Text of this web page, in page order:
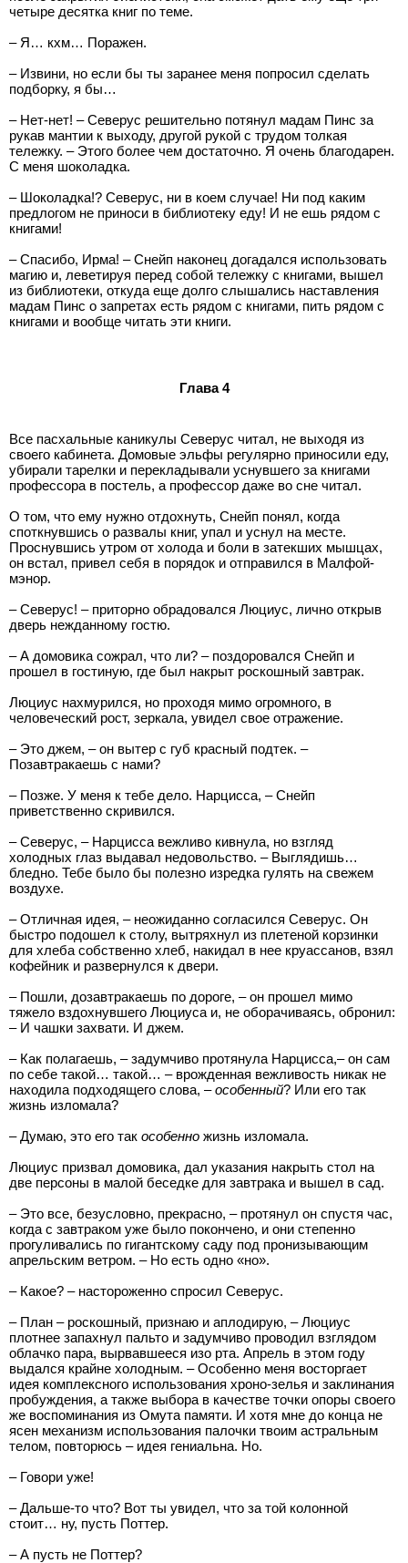
четыре десятка книг по теме.
– Я… кхм… Поражен.
– Извини, но если бы ты заранее меня попросил сделать
подборку, я бы…
– Нет-нет! – Северус решительно потянул мадам Пинс за
рукав мантии к выходу, другой рукой с трудом толкая
тележку. – Этого более чем достаточно. Я очень благодарен.
С меня шоколадка.
– Шоколадка!? Северус, ни в коем случае! Ни под каким
предлогом не приноси в библиотеку еду! И не ешь рядом с
книгами!
– Спасибо, Ирма! – Снейп наконец догадался использовать
магию и, леветируя перед собой тележку с книгами, вышел
из библиотеки, откуда еще долго слышались наставления
мадам Пинс о запретах есть рядом с книгами, пить рядом с
книгами и вообще читать эти книги.
Глава 4
Все пасхальные каникулы Северус читал, не выходя из
своего кабинета. Домовые эльфы регулярно приносили еду,
убирали тарелки и перекладывали уснувшего за книгами
профессора в постель, а профессор даже во сне читал.
О том, что ему нужно отдохнуть, Снейп понял, когда
споткнувшись о развалы книг, упал и уснул на месте.
Проснувшись утром от холода и боли в затекших мышцах,
он встал, привел себя в порядок и отправился в Малфой-
мэнор.
– Северус! – приторно обрадовался Люциус, лично открыв
дверь нежданному гостю.
– А домовика сожрал, что ли? – поздоровался Снейп и
прошел в гостиную, где был накрыт роскошный завтрак.
Люциус нахмурился, но проходя мимо огромного, в
человеческий рост, зеркала, увидел свое отражение.
– Это джем, – он вытер с губ красный подтек. –
Позавтракаешь с нами?
– Позже. У меня к тебе дело. Нарцисса, – Снейп
приветственно скривился.
– Северус, – Нарцисса вежливо кивнула, но взгляд
холодных глаз выдавал недовольство. – Выглядишь…
бледно. Тебе было бы полезно изредка гулять на свежем
воздухе.
– Отличная идея, – неожиданно согласился Северус. Он
быстро подошел к столу, вытряхнул из плетеной корзинки
для хлеба собственно хлеб, накидал в нее круассанов, взял
кофейник и развернулся к двери.
– Пошли, дозавтракаешь по дороге, – он прошел мимо
тяжело вздохнувшего Люциуса и, не оборачиваясь, обронил:
– И чашки захвати. И джем.
– Как полагаешь, – задумчиво протянула Нарцисса,– он сам
по себе такой… такой… – врожденная вежливость никак не
находила подходящего слова, –особенный? Или его так
жизнь изломала?
– Думаю, это его так особенно жизнь изломала.
Люциус призвал домовика, дал указания накрыть стол на
две персоны в малой беседке для завтрака и вышел в сад.
– Это все, безусловно, прекрасно, – протянул он спустя час,
когда с завтраком уже было покончено, и они степенно
прогуливались по гигантскому саду под пронизывающим
апрельским ветром. – Но есть одно «но».
– Какое? – настороженно спросил Северус.
– План – роскошный, признаю и аплодирую, – Люциус
плотнее запахнул пальто и задумчиво проводил взглядом
облачко пара, вырвавшееся изо рта. Апрель в этом году
выдался крайне холодным. – Особенно меня восторгает
идея комплексного использования хроно-зелья и заклинания
пробуждения, а также выбора в качестве точки опоры своего
же воспоминания из Омута памяти. И хотя мне до конца не
ясен механизм использования палочки твоим астральным
телом, повторюсь – идея гениальна. Но.
– Говори уже!
– Дальше-то что? Вот ты увидел, что за той колонной
стоит… ну, пусть Поттер.
– А пусть не Поттер?